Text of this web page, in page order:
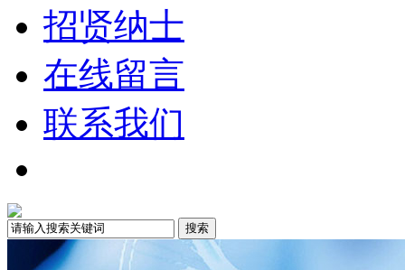
招贤纳士
在线留言
联系我们